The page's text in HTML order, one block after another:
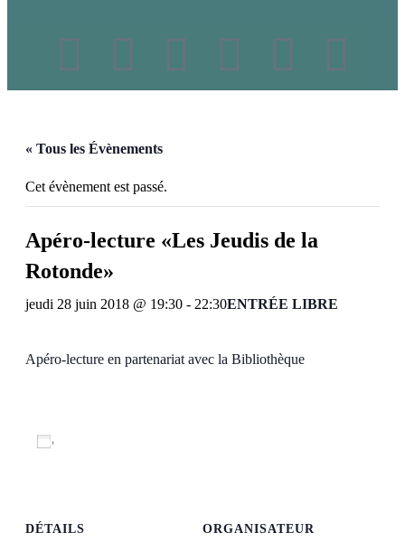
« Tous les Évènements
Cet évènement est passé.
Apéro-lecture «Les Jeudis de la
Rotonde»
jeudi 28 juin 2018 @ 19:30 - 22:30ENTRÉE LIBRE
Apéro-lecture en partenariat avec la Bibliothèque
DÉTAILS
ORGANISATEUR